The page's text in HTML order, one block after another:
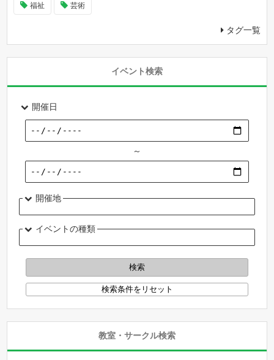
福祉 芸術
タグ一覧
イベント検索
開催日
～
開催地
イベントの種類
教室・サークル検索